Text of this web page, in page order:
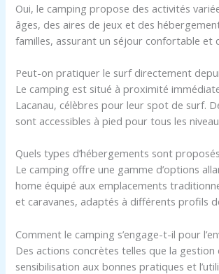
Oui, le camping propose des activités
âges, des aires de jeux et des
familles, assurant un séjour confortable et
Peut-on pratiquer le surf directement
Le camping est situé à proximité
Lacanau, célèbres pour leur spot de surf.
sont accessibles à pied pour tous les
Quels types d’hébergements sont
Le camping offre une gamme d’options
home équipé aux emplacements
et caravanes, adaptés à différents profils
Comment le camping s’engage-t-il pour
Des actions concrètes telles que la gestion
sensibilisation aux bonnes pratiques et